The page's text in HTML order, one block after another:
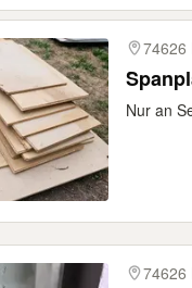
74626
Nur an
74626